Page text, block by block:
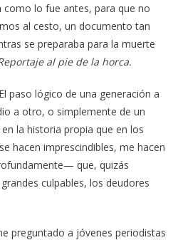
como lo fue antes, para que no
al cesto, un documento tan
se preparaba para la muerte
al pie de la horca.
paso lógico de una generación a
a otro, o simplemente de un
la historia propia que en los
hacen imprescindibles, me hacen
que, quizás
culpables, los deudores
preguntado a jóvenes periodistas